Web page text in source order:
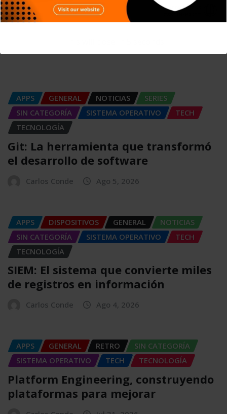
APPS GENERAL NOTICIAS
SERIES
SIN CATEGORÍA
SISTEMA OPERATIVO
TECH
TECNOLOGÍA
Git: La herramienta que transformó
el desarrollo de software
Carlos Conde Ago 5, 2026
APPS DISPOSITIVOS GENERAL
NOTICIAS
SIN CATEGORÍA
SISTEMA OPERATIVO
TECH
TECNOLOGÍA
SIEM: El sistema que convierte miles
de registros en información
Carlos Conde Ago 4, 2026
APPS GENERAL RETRO
SIN CATEGORÍA
SISTEMA OPERATIVO
TECH TECNOLOGÍA
Platform Engineering, construyendo
plataformas para mejorar